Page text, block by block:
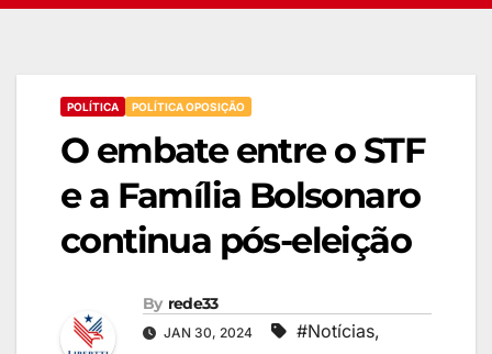
POLÍTICA POLÍTICA OPOSIÇÃO
O embate entre o STF
e a Família Bolsonaro
continua pós-eleição
By rede33
JAN 30, 2024 #Notícias,